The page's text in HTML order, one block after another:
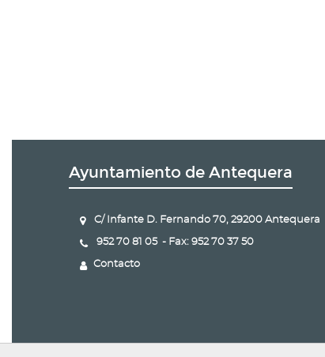
Ayuntamiento de Antequera
C/ Infante D. Fernando 70, 29200 Antequera
952 70 81 05 - Fax: 952 70 37 50
Contacto